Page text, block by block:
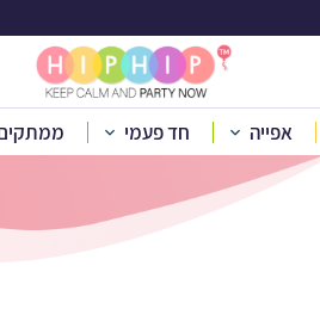
אפייה חד פעמי
מילויים
קטלוג מוצרים »פיניאטות ומילויים»